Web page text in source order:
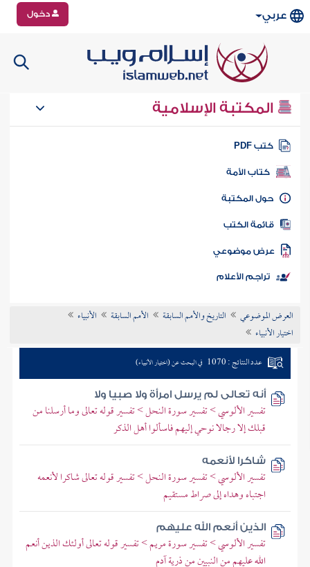
عربي دخول
المكتبة الإسلامية
كتب PDF
كتاب الأمة
المكتبة
الكتب
موضوعي
تراجم الأعلام
العرض الموضوعي التاريخ والأمم السابقة الأمم السابقة
الأنبياء
اختيار الأنبياء
عدد النتائج : 1070 في البحث عن (اختيار الأنبياء)
أنه تعالى لم يرسل امرأة ولا صبيا ولا
تفسير الألوسي > تفسير سورة النحل > تفسير قوله تعالى وما أرسلنا من
قبلك إلا رجالا نوحي إليهم فاسألوا أهل الذكر
شاكرا لأنعمه
تفسير الألوسي > تفسير سورة النحل > تفسير قوله تعالى شاكرا لأنعمه
اجتباه وهداه إلى صراط مستقيم
الذين أنعم الله عليهم
تفسير الألوسي > تفسير سورة مريم > تفسير قوله تعالى أولئك الذين أنعم
الله عليهم من النبيين من ذرية آدم